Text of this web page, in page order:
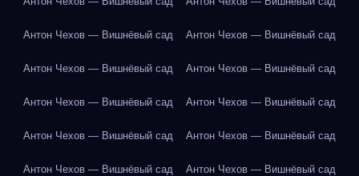
Антон Чехов — Вишнёвый сад Антон Чехов — Вишнёвый сад
Антон Чехов — Вишнёвый сад Антон Чехов — Вишнёвый сад
Антон Чехов — Вишнёвый сад Антон Чехов — Вишнёвый сад
Антон Чехов — Вишнёвый сад Антон Чехов — Вишнёвый сад
Антон Чехов — Вишнёвый сад Антон Чехов — Вишнёвый сад